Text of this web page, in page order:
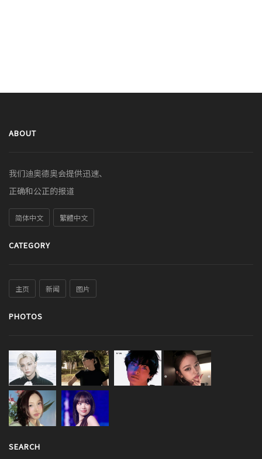
ABOUT
我们迪奥德奥会提供迅速、
正确和公正的报道
简体中文 繁體中文
CATEGORY
主页 新闻 图片
PHOTOS
SEARCH